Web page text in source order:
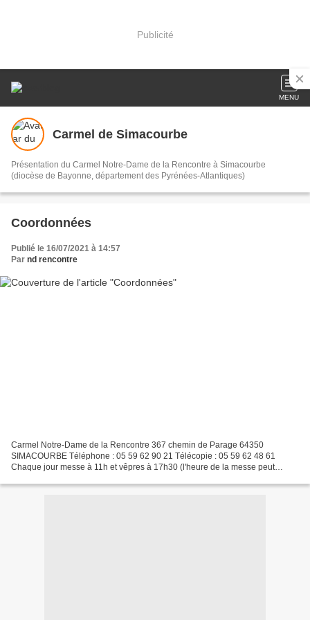
Publicité
MENU
Carmel de Simacourbe
Présentation du Carmel Notre-Dame de la Rencontre à Simacourbe
(diocèse de Bayonne, département des Pyrénées-Atlantiques)
Coordonnées
Publié le 16/07/2021 à 14:57
Par nd rencontre
Carmel Notre-Dame de la Rencontre 367 chemin de Parage 64350
SIMACOURBE Téléphone : 05 59 62 90 21 Télécopie : 05 59 62 48 61
Chaque jour messe à 11h et vêpres à 17h30 (l'heure de la messe peut